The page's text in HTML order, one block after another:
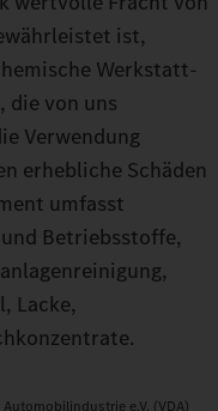
ist,
Werkstatt‑
die von uns
Verwendung
erhebliche Schäden
umfasst
Betriebsstoffe,
Lacke,
e.V. (VDA)